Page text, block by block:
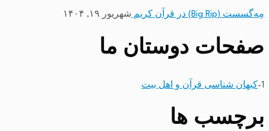
مِه‌گسست (Big Rip) در قرآن کریم شهریور ۱۹, ۱۴۰۴
صفحات دوستان ما
1- کیهان شناسی قرآن و اهل بیت
برچسب ها